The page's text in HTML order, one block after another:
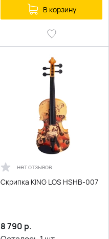
В корзину
нет отзывов
Скрипка KING LOS HSHB-007
8 790 р.